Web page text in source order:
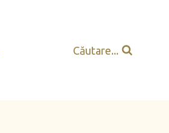
Căutare...